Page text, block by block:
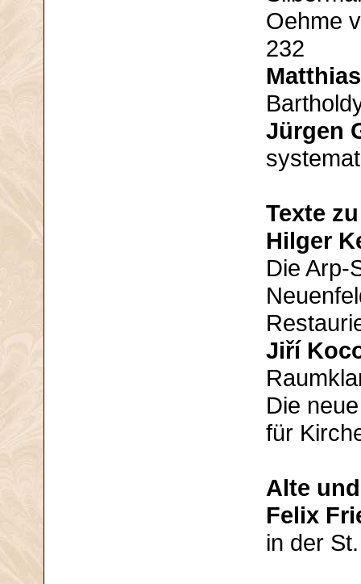
Oehme
232
Jürgen
Texte
Hilger
Die Arp-
Jiří
Die
für
Alte
Felix
in der